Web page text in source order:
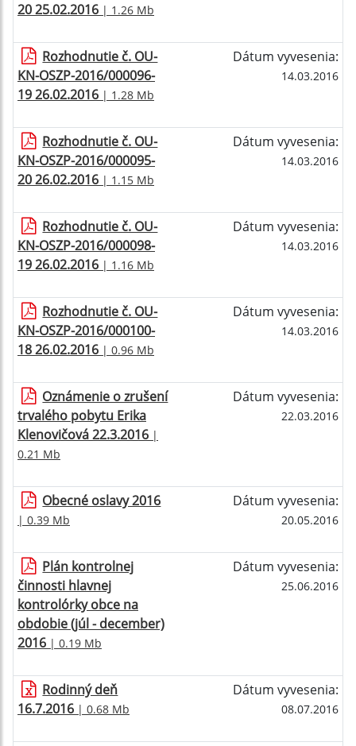
20 25.02.2016 | 1.26 Mb
Rozhodnutie č. OU-
KN-OSZP-2016/000096-
19 26.02.2016 | 1.28 Mb
Dátum vyvesenia:
14.03.2016
Rozhodnutie č. OU-
KN-OSZP-2016/000095-
20 26.02.2016 | 1.15 Mb
Dátum vyvesenia:
14.03.2016
Rozhodnutie č. OU-
KN-OSZP-2016/000098-
19 26.02.2016 | 1.16 Mb
Dátum vyvesenia:
14.03.2016
Rozhodnutie č. OU-
KN-OSZP-2016/000100-
18 26.02.2016 | 0.96 Mb
Dátum vyvesenia:
14.03.2016
Oznámenie o zrušení
trvalého pobytu Erika
Klenovičová 22.3.2016 |
0.21 Mb
Dátum vyvesenia:
22.03.2016
Obecné oslavy 2016
| 0.39 Mb
Dátum vyvesenia:
20.05.2016
Plán kontrolnej
činnosti hlavnej
kontrolórky obce na
obdobie (júl - december)
2016 | 0.19 Mb
Dátum vyvesenia:
25.06.2016
Rodinný deň
16.7.2016 | 0.68 Mb
Dátum vyvesenia:
08.07.2016